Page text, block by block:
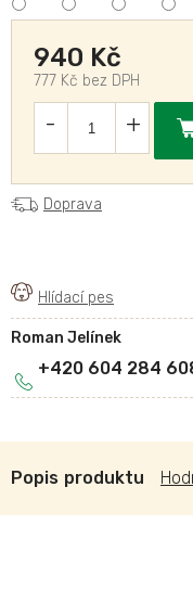
940 Kč
777 Kč bez DPH
Roman Jelínek
+420 604 284
Doprava
Popis